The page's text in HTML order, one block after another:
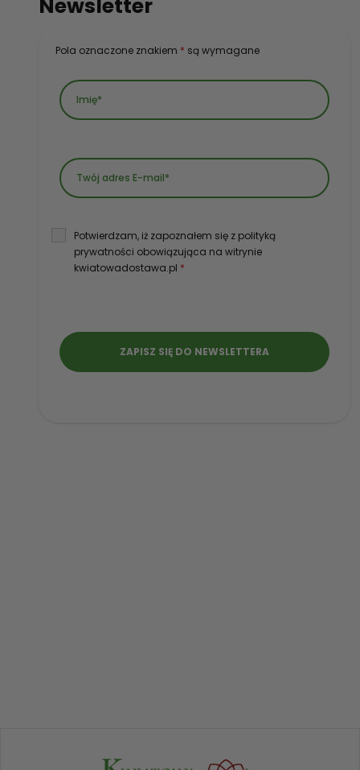
Newsletter
Pola oznaczone znakiem * są wymagane
Potwierdzam, iż zapoznałem się z polityką
prywatności obowiązująca na witrynie
kwiatowadostawa.pl *